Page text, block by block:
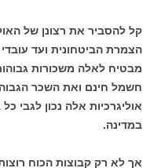
קל להסביר את רצונן של
הצמרת הביטחונית ועד
מבטיח לאלה משכורות
חשמל חינם ואת השכר
אוליגרכיות אלה נכון לגבי
במדינה.
אך לא רק קבוצות הכוח